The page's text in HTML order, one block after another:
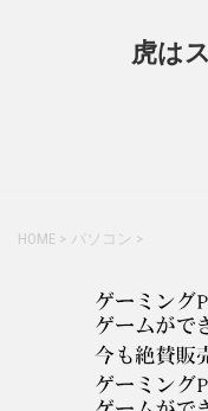
虎は
HOME > パソコン >